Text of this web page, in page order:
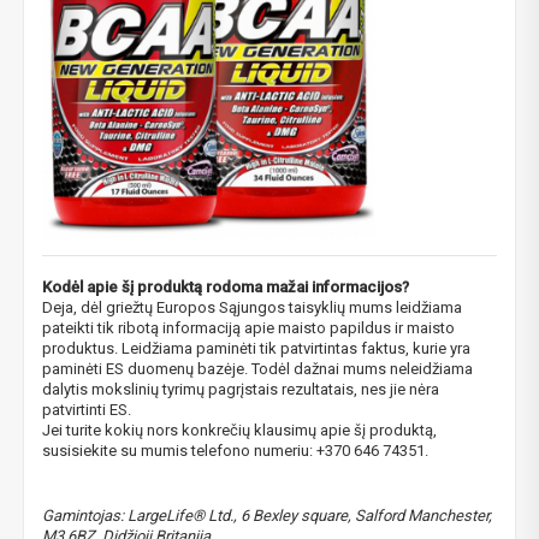
Kodėl apie šį produktą rodoma mažai informacijos?
Deja, dėl griežtų Europos Sąjungos taisyklių mums leidžiama
pateikti tik ribotą informaciją apie maisto papildus ir maisto
produktus. Leidžiama paminėti tik patvirtintas faktus, kurie yra
paminėti ES duomenų bazėje. Todėl dažnai mums neleidžiama
dalytis mokslinių tyrimų pagrįstais rezultatais, nes jie nėra
patvirtinti ES.
Jei turite kokių nors konkrečių klausimų apie šį produktą,
susisiekite su mumis telefono numeriu: +370 646 74351.
Gamintojas: LargeLife® Ltd., 6 Bexley square, Salford Manchester,
NUOLAIDA TAU!
Gauk-10%* nuolaidos kodąapsipirkimui (daugeliui
prekių) bei nepraleisk kitų geriausių pasiūlymų!
Prenumeruok mūsų naujienlaiškį jau dabar!
* Nuolaida taikoma gamintojams: Amix, Bigman, XXL, Raw powders, Go
powders, Maxxwin, Power system. Akcijinėms prekėms nuolaida netaikoma,
nuolaidos nesumuojamos.